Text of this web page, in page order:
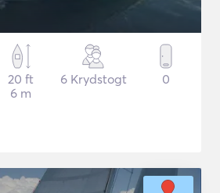
20 ft
6 m
6 Krydstogt 0